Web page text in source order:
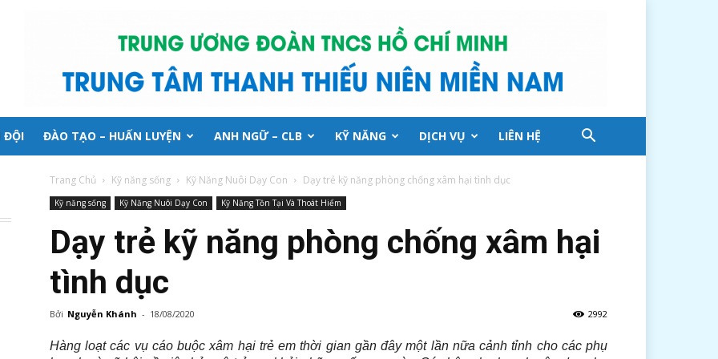
ĐỘI ĐÀO TẠO – HUẤN LUYỆN ANH NGỮ – CLB KỸ NĂNG DỊCH VỤ LIÊN HỆ
Trang Chủ Kỹ năng sống Kỹ Năng Nuôi Dạy Con Dạy trẻ kỹ năng phòng chống xâm hại tình dục
Kỹ năng sống Kỹ Năng Nuôi Dạy Con Kỹ Năng Tồn Tại Và Thoát Hiểm
Dạy trẻ kỹ năng phòng chống xâm hại
tình dục
Bởi Nguyễn Khánh - 18/08/2020 2992
Hàng loạt các vụ cáo buộc xâm hại trẻ em thời gian gần đây một lần nữa cảnh tỉnh cho các phụ